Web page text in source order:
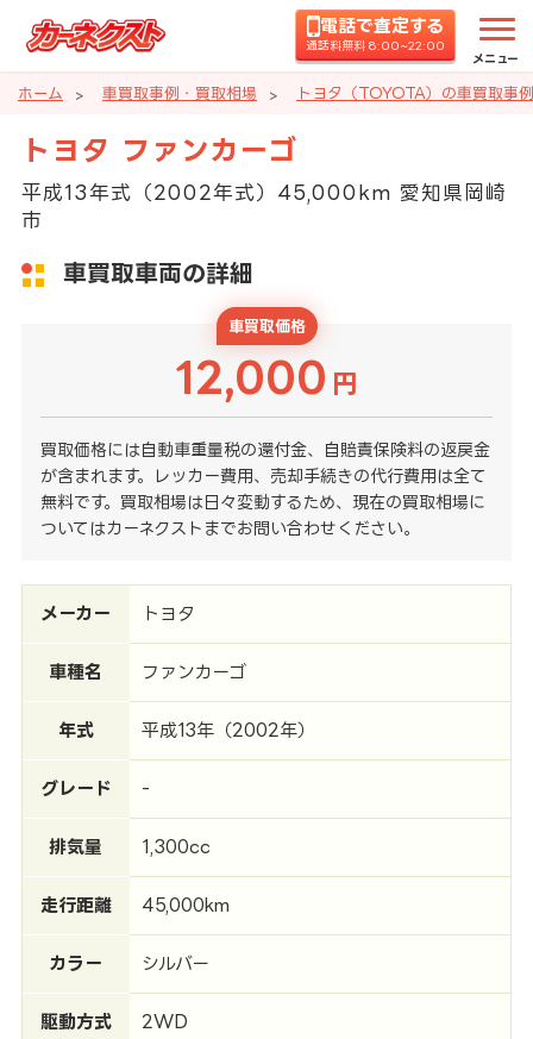
電話で査定する
通話料無料 8:00~22:00
メニュー
ホーム 車買取事例・買取相場 トヨタ（TOYOTA）の車買取事
トヨタ ファンカーゴ
平成13年式（2002年式）45,000km 愛知県岡崎
市
車買取車両の詳細
車買取価格
12,000 円
買取価格には自動車重量税の還付金、自賠責保険料の返戻金
が含まれます。レッカー費用、売却手続きの代行費用は全て
無料です。買取相場は日々変動するため、現在の買取相場に
ついてはカーネクストまでお問い合わせください。
メーカー トヨタ
車種名 ファンカーゴ
年式 平成13年（2002年）
グレード -
排気量 1,300cc
走行距離 45,000km
カラー シルバー
駆動方式 2WD